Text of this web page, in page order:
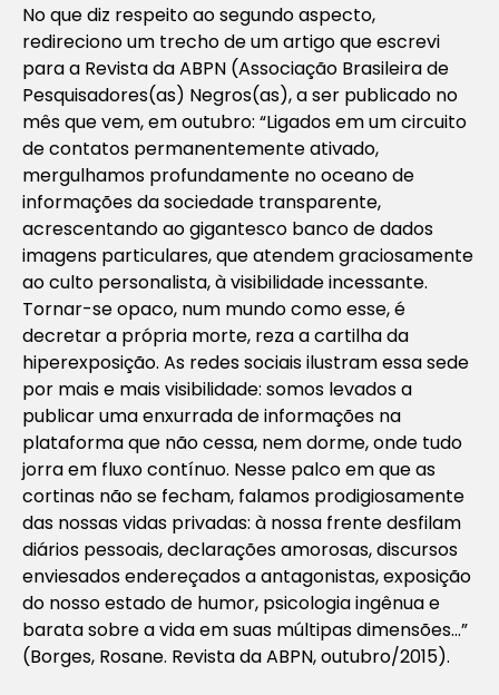
No que diz respeito ao segundo aspecto,
redireciono um trecho de um artigo que escrevi
para a Revista da ABPN (Associação Brasileira de
Pesquisadores(as) Negros(as), a ser publicado no
mês que vem, em outubro: “Ligados em um circuito
de contatos permanentemente ativado,
mergulhamos profundamente no oceano de
informações da sociedade transparente,
acrescentando ao gigantesco banco de dados
imagens particulares, que atendem graciosamente
ao culto personalista, à visibilidade incessante.
Tornar-se opaco, num mundo como esse, é
decretar a própria morte, reza a cartilha da
hiperexposição. As redes sociais ilustram essa sede
por mais e mais visibilidade: somos levados a
publicar uma enxurrada de informações na
plataforma que não cessa, nem dorme, onde tudo
jorra em fluxo contínuo. Nesse palco em que as
cortinas não se fecham, falamos prodigiosamente
das nossas vidas privadas: à nossa frente desfilam
diários pessoais, declarações amorosas, discursos
enviesados endereçados a antagonistas, exposição
do nosso estado de humor, psicologia ingênua e
barata sobre a vida em suas múltipas dimensões…”
(Borges, Rosane. Revista da ABPN, outubro/2015).